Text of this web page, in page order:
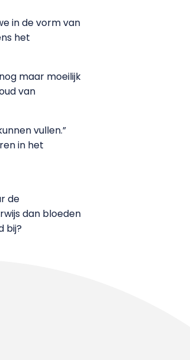
in de vorm van
het
maar moeilijk
van
vullen.”
in het
de
dan bloeden
bij?